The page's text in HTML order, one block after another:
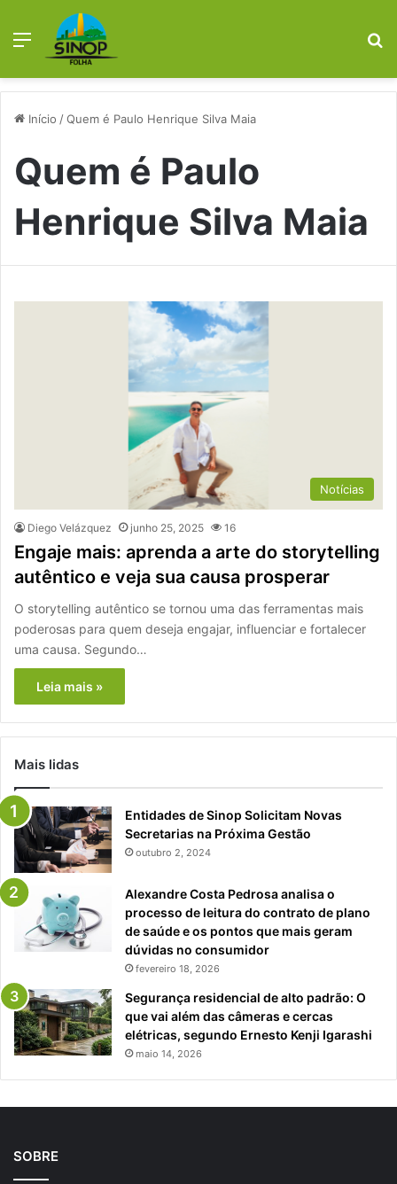
Menu
Início /Quem é Paulo Henrique Silva Maia
Quem é Paulo
Henrique Silva Maia
Notícias
Diego Velázquez junho 25, 2025 16
Engaje mais: aprenda a arte do storytelling
autêntico e veja sua causa prosperar
O storytelling autêntico se tornou uma das ferramentas mais
poderosas para quem deseja engajar, influenciar e fortalecer
uma causa. Segundo…
Leia mais »
Mais lidas
Entidades de Sinop Solicitam Novas
Secretarias na Próxima Gestão
outubro 2, 2024
Alexandre Costa Pedrosa analisa o
processo de leitura do contrato de plano
de saúde e os pontos que mais geram
dúvidas no consumidor
fevereiro 18, 2026
Segurança residencial de alto padrão: O
que vai além das câmeras e cercas
elétricas, segundo Ernesto Kenji Igarashi
maio 14, 2026
SOBRE